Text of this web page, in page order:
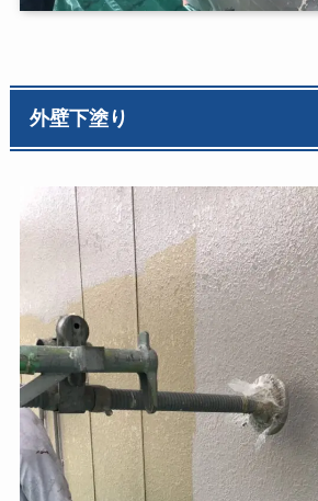
外壁下塗り